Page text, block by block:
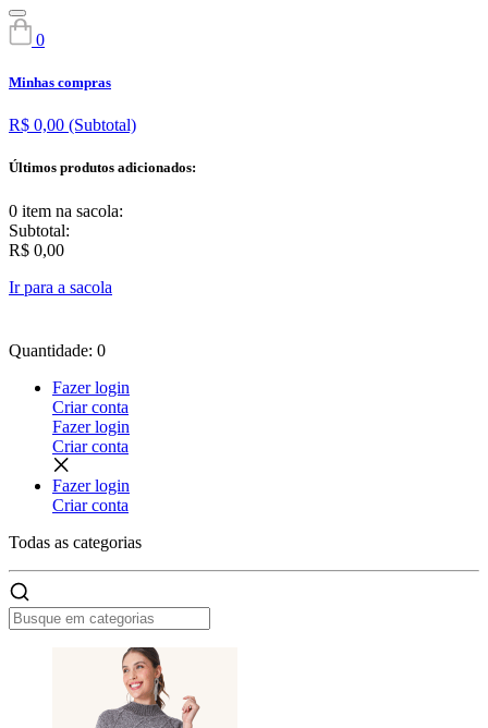
0
Minhas compras
R$ 0,00 (Subtotal)
Últimos produtos adicionados:
0 item na sacola:
Subtotal:
R$ 0,00
Ir para a sacola
Quantidade: 0
Fazer login
Criar conta
Fazer login
Criar conta
Fazer login
Criar conta
Todas as categorias